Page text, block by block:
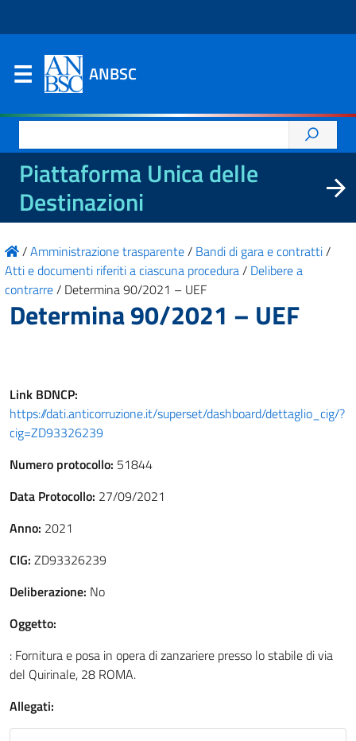
ANBSC
per:
Piattaforma Unica delle
Destinazioni
/Amministrazione trasparente/ Bandi di gara e contratti/
Atti e documenti riferiti a ciascuna procedura/ Delibere a
contrarre/ Determina 90/2021 – UEF
Determina 90/2021 – UEF
Link BDNCP:
https://dati.anticorruzione.it/superset/dashboard/dettaglio_cig/?
cig=ZD93326239
Numero protocollo: 51844
Data Protocollo: 27/09/2021
Anno: 2021
CIG: ZD93326239
Deliberazione: No
Oggetto:
: Fornitura e posa in opera di zanzariere presso lo stabile di via
del Quirinale, 28 ROMA.
Allegati: